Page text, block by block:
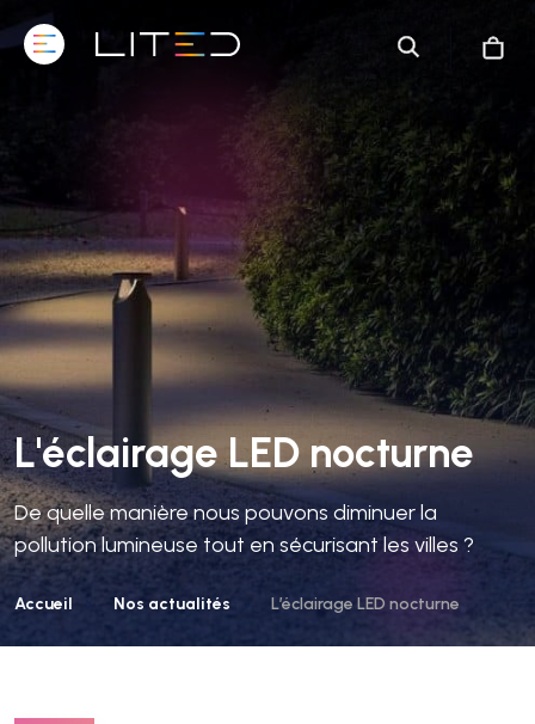
L'éclairage LED nocturne
De quelle manière nous pouvons diminuer la
pollution lumineuse tout en sécurisant les villes ?
Accueil Nos actualités L’éclairage LED nocturne